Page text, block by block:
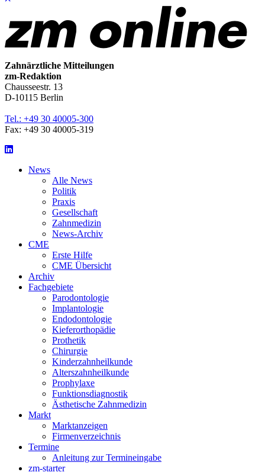
springen
Zahnärztliche Mitteilungen
zm-Redaktion
Chausseestr. 13
D-10115 Berlin
Tel.: +49 30 40005-300
Fax: +49 30 40005-319
News
Alle News
Politik
Praxis
Gesellschaft
Zahnmedizin
News-Archiv
CME
Erste Hilfe
CME Übersicht
Archiv
Fachgebiete
Parodontologie
Implantologie
Endodontologie
Kieferorthopädie
Prothetik
Chirurgie
Kinderzahnheilkunde
Alterszahnheilkunde
Prophylaxe
Funktionsdiagnostik
Ästhetische Zahnmedizin
Markt
Marktanzeigen
Firmenverzeichnis
Termine
Anleitung zur Termineingabe
zm-starter